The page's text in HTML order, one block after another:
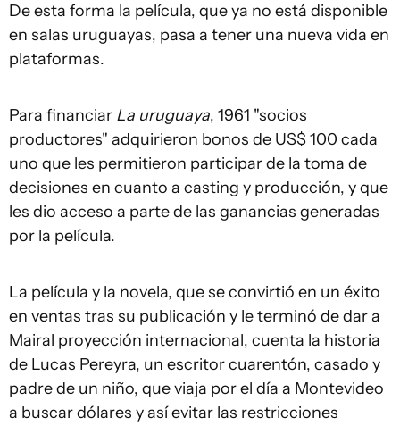
De esta forma la película, que ya no está disponible
en salas uruguayas, pasa a tener una nueva vida en
plataformas.
Para financiar La uruguaya, 1961 "socios
productores" adquirieron bonos de US$ 100 cada
uno que les permitieron participar de la toma de
decisiones en cuanto a casting y producción, y que
les dio acceso a parte de las ganancias generadas
por la película.
La película y la novela, que se convirtió en un éxito
en ventas tras su publicación y le terminó de dar a
Mairal proyección internacional, cuenta la historia
de Lucas Pereyra, un escritor cuarentón, casado y
padre de un niño, que viaja por el día a Montevideo
a buscar dólares y así evitar las restricciones